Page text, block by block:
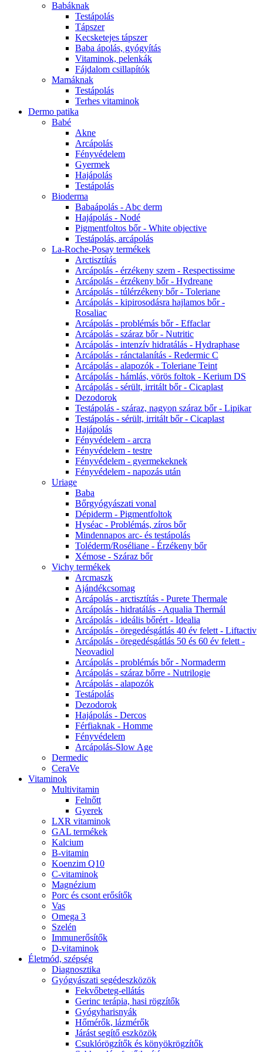
Babáknak
Testápolás
Tápszer
Kecsketejes tápszer
Baba ápolás, gyógyítás
Vitaminok, pelenkák
Fájdalom csillapítók
Mamáknak
Testápolás
Terhes vitaminok
Dermo patika
Babé
Akne
Arcápolás
Fényvédelem
Gyermek
Hajápolás
Testápolás
Bioderma
Babaápolás - Abc derm
Hajápolás - Nodé
Pigmentfoltos bőr - White objective
Testápolás, arcápolás
La-Roche-Posay termékek
Arctisztítás
Arcápolás - érzékeny szem - Respectissime
Arcápolás - érzékeny bőr - Hydreane
Arcápolás - túlérzékeny bőr - Toleriane
Arcápolás - kipirosodásra hajlamos bőr -
Rosaliac
Arcápolás - problémás bőr - Effaclar
Arcápolás - száraz bőr - Nutritic
Arcápolás - intenzív hidratálás - Hydraphase
Arcápolás - ránctalanítás - Redermic C
Arcápolás - alapozók - Toleriane Teint
Arcápolás - hámlás, vörös foltok - Kerium DS
Arcápolás - sérült, irritált bőr - Cicaplast
Dezodorok
Testápolás - száraz, nagyon száraz bőr - Lipikar
Testápolás - sérült, irritált bőr - Cicaplast
Hajápolás
Fényvédelem - arcra
Fényvédelem - testre
Fényvédelem - gyermekeknek
Fényvédelem - napozás után
Uriage
Baba
Bőrgyógyászati vonal
Dépiderm - Pigmentfoltok
Hyséac - Problémás, zíros bőr
Mindennapos arc- és testápolás
Toléderm/Roséliane - Érzékeny bőr
Xémose - Száraz bőr
Vichy termékek
Arcmaszk
Ajándékcsomag
Arcápolás - arctisztítás - Purete Thermale
Arcápolás - hidratálás - Aqualia Thermál
Arcápolás - ideális bőrért - Idealia
Arcápolás - öregedésgátlás 40 év felett - Liftactiv
Arcápolás - öregedésgátlás 50 és 60 év felett -
Neovadiol
Arcápolás - problémás bőr - Normaderm
Arcápolás - száraz bőrre - Nutrilogie
Arcápolás - alapozók
Testápolás
Dezodorok
Hajápolás - Dercos
Férfiaknak - Homme
Fényvédelem
Arcápolás-Slow Age
Dermedic
CeraVe
Vitaminok
Multivitamin
Felnőtt
Gyerek
LXR vitaminok
GAL termékek
Kalcium
B-vitamin
Koenzim Q10
C-vitaminok
Magnézium
Porc és csont erősítők
Vas
Omega 3
Szelén
Immunerősítők
D-vitaminok
Életmód, szépség
Diagnosztika
Gyógyászati segédeszközök
Fekvőbeteg-ellátás
Gerinc terápia, hasi rögzítők
Gyógyharisnyák
Hőmérők, lázmérők
Járást segítő eszközök
Csuklórögzítők és könyökrögzítők